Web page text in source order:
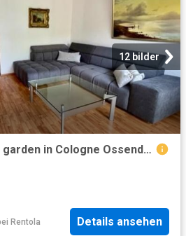
12 bilder
Fantastic House with garden in Cologne Ossendorf quiet location
Rentola Details ansehen